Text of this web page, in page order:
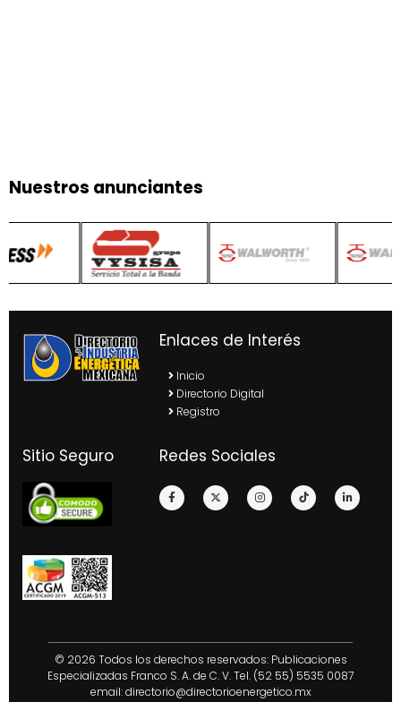
Nuestros anunciantes
Enlaces de Interés
Inicio
Directorio Digital
Registro
Sitio Seguro Redes Sociales
© 2026 Todos los derechos reservados: Publicaciones
Especializadas Franco S. A. de C. V. Tel. (52 55) 5535 0087
email:directorio@directorioenergetico.mx